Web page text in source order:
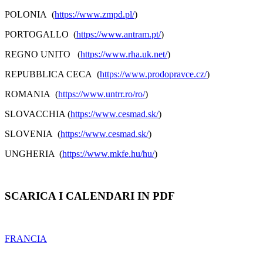
POLONIA (https://www.zmpd.pl/)
PORTOGALLO (https://www.antram.pt/)
REGNO UNITO (https://www.rha.uk.net/)
REPUBBLICA CECA (https://www.prodopravce.cz/)
ROMANIA (https://www.untrr.ro/ro/)
SLOVACCHIA (https://www.cesmad.sk/)
SLOVENIA (https://www.cesmad.sk/)
UNGHERIA (https://www.mkfe.hu/hu/)
SCARICA I CALENDARI IN PDF
FRANCIA